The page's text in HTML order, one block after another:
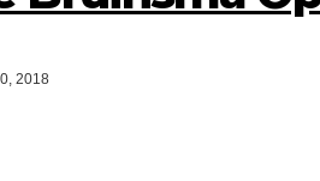
2018